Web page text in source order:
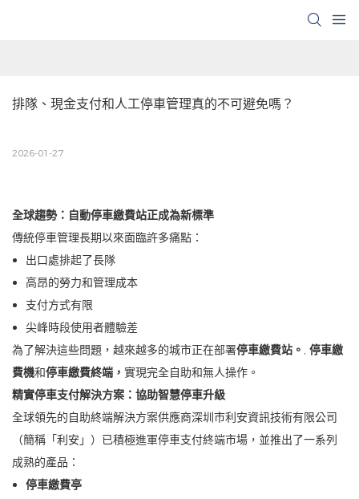
排隊、現金支付和人工停車管理真的不可避免嗎？
2026-01-27
全球趨勢：自動停車繳費站正成為新標準
傳統停車管理長期以來面臨許多痛點：
出口處排起了長隊
高昂的勞力和管理成本
支付方式有限
尖峰時段使用者體驗差
為了解決這些問題，越來越多的城市正在部署停車繳費站。 , 停車繳
費機和停車繳費終端， 實現完全自助和無人操作。
精實停車支付解決方案：協助智慧停車升級
全球領先的自助終端解決方案供應商深圳市利安資訊技術有限公司
（簡稱「利安」）已積極進軍停車支付終端市場，並推出了一系列
成熟的產品：
停車繳費亭